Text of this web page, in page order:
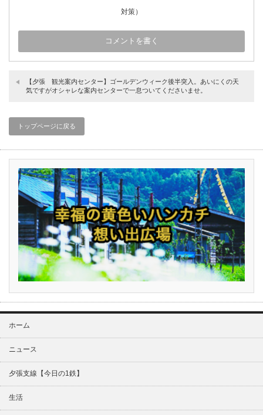
対策）
【夕張 観光案内センター】ゴールデンウィーク後半突入。あいにくの天
気ですがオシャレな案内センターで一息ついてくださいませ。
トップページに戻る
ホーム
ニュース
夕張支線【今日の1鉄】
生活